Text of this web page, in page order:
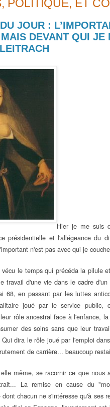
POLITIQUE, ET
JOUR :
DEVANT QUI
Hier je me suis
présidentielle et l'allégeance du
n'est pas avec qui je
le temps qui précéda la pilule
travail d'une vie dans le cadre
68, en passant par les luttes
joué par le service public,
rôle ancestral face à l'enfance,
des soins sans que leur
dira le rôle joué par l'emploi
de carrière... beaucoup
même, se racornir ce que nous
La remise en cause du
chacun ne s'intéresse qu'à ses